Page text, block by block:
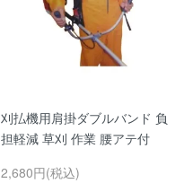
刈払機用肩掛ダブルバンド 負
担軽減 草刈 作業 腰アテ付
2,680円(税込)